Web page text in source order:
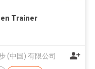
Trainer
(中国) 有限公司